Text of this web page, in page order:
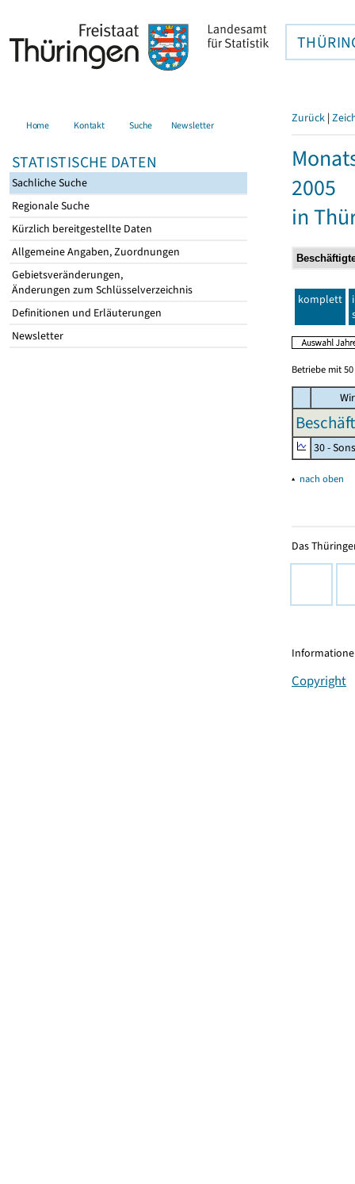
Home Kontakt Suche Newsletter
STATISTISCHE DATEN
Sachliche Suche
Regionale Suche
Kürzlich bereitgestellte Daten
Allgemeine Angaben, Zuordnungen
Gebietsveränderungen,
Änderungen zum Schlüsselverzeichnis
Definitionen und Erläuterungen
Newsletter
Zurück |
2005
in
komplett
Betriebe mit
30 -
▴ nach oben
Das
Copyright